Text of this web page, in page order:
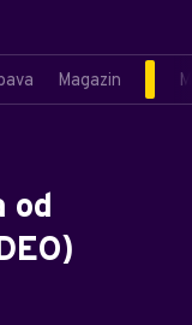
Magazin
od